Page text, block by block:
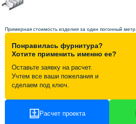
Контакты
Примерная стоимость изделия за один погонный метр
Понравилась фурнитура?
Хотите применить именно ее?
Оставьте заявку на расчет.
Учтем все ваши пожелания и
сделаем под ключ.
Расчет проекта